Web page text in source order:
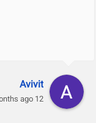
Avivit
12 months ago